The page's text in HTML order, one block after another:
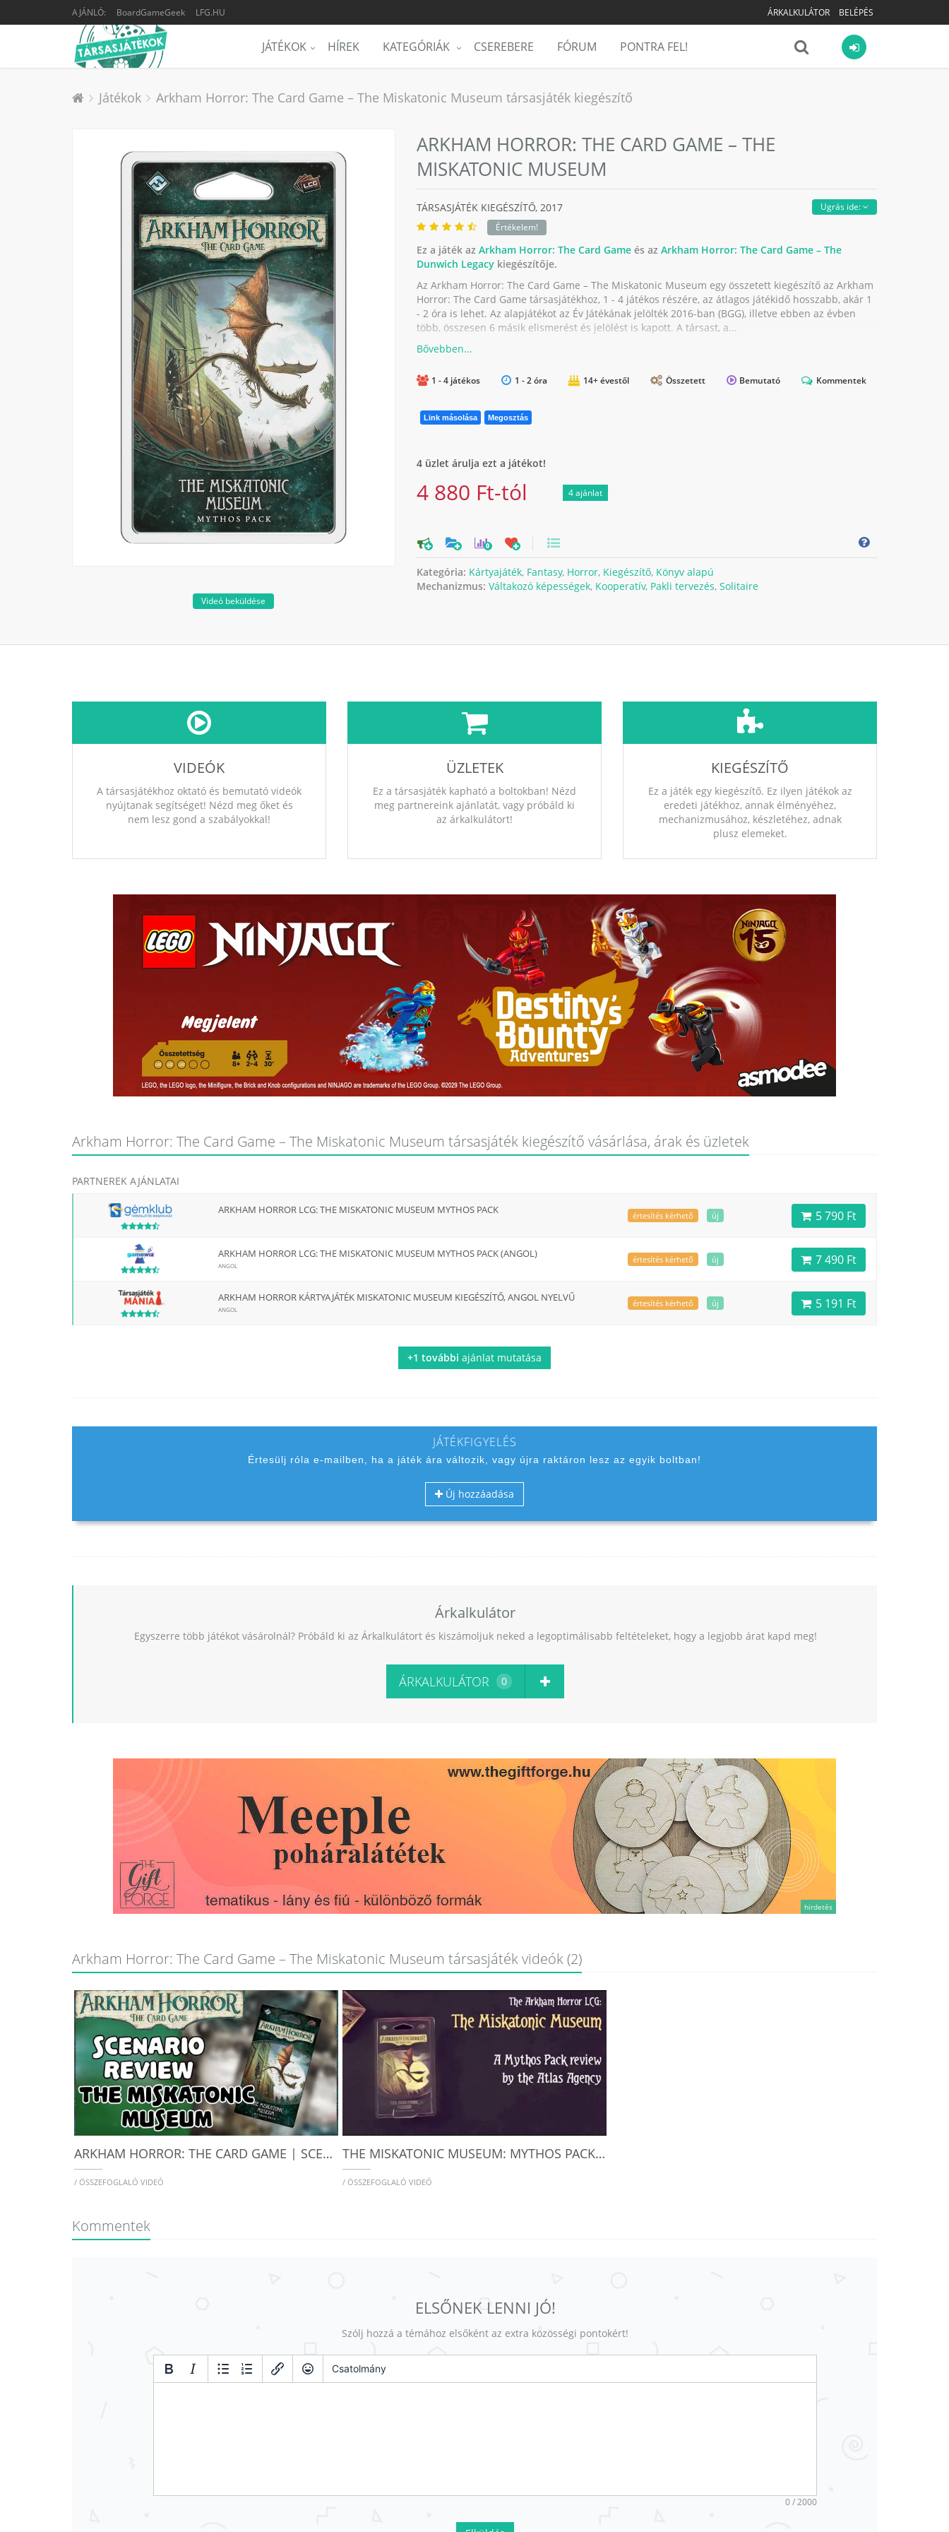
AJÁNLÓ: BoardGameGeek LFG.HU ÁRKALKULÁTOR BELÉPÉS
JÁTÉKOK HÍREK KATEGÓRIÁK CSEREBERE FÓRUM PONTRA FEL!
Játékok Arkham Horror: The Card Game – The Miskatonic Museum társasjáték kiegészítő
Videó beküldése
ARKHAM HORROR: THE CARD GAME – THE
MISKATONIC MUSEUM
Ugrás ide:
TÁRSASJÁTÉK KIEGÉSZÍTŐ, 2017
Értékelem!
Ez a játék az Arkham Horror: The Card Gameés az Arkham Horror: The Card Game – The
Dunwich Legacykiegészítője.
Az Arkham Horror: The Card Game – The Miskatonic Museum egy összetett kiegészítő az Arkham
Horror: The Card Game társasjátékhoz, 1 - 4 játékos részére, az átlagos játékidő hosszabb, akár 1
- 2 óra is lehet. Az alapjátékot az Év Játékának jelölték 2016-ban (BGG), illetve ebben az évben
több, összesen 6 másik elismerést és jelölést is kapott. A társast, a...
1 - 4 játékos 1 - 2 óra 14+ évestől Összetett Bemutató Kommentek
Link másolása Megosztás
4 üzlet árulja ezt a játékot!
4 880 Ft-tól 4 ajánlat
0
Kategória: Kártyajáték, Fantasy, Horror, Kiegészítő, Könyv alapú
Mechanizmus: Váltakozó képességek, Kooperatív, Pakli tervezés, Solitaire
VIDEÓK
A társasjátékhoz oktató és bemutató videók
nyújtanak segítséget! Nézd meg őket és
nem lesz gond a szabályokkal!
ÜZLETEK
Ez a társasjáték kapható a boltokban! Nézd
meg partnereink ajánlatát, vagy próbáld ki
az árkalkulátort!
KIEGÉSZÍTŐ
Ez a játék egy kiegészítő. Ez ilyen játékok az
eredeti játékhoz, annak élményéhez,
mechanizmusához, készletéhez, adnak
plusz elemeket.
Arkham Horror: The Card Game – The Miskatonic Museum társasjáték kiegészítő vásárlása, árak és üzletek
PARTNEREK AJÁNLATAI
ARKHAM HORROR LCG: THE MISKATONIC MUSEUM MYTHOS PACK értesítés kérhető új 5 790 Ft
ARKHAM HORROR LCG: THE MISKATONIC MUSEUM MYTHOS PACK (ANGOL)
ANGOL
értesítés kérhető új 7 490 Ft
ARKHAM HORROR KÁRTYAJÁTÉK MISKATONIC MUSEUM KIEGÉSZÍTŐ, ANGOL NYELVŰ
ANGOL
értesítés kérhető új 5 191 Ft
+1 további ajánlat mutatása
JÁTÉKFIGYELÉS
Értesülj róla e-mailben, ha a játék ára változik, vagy újra raktáron lesz az egyik boltban!
Új hozzáadása
Árkalkulátor
Egyszerre több játékot vásárolnál? Próbáld ki az Árkalkulátort és kiszámoljuk neked a legoptimálisabb feltételeket, hogy a legjobb árat kapd meg!
ÁRKALKULÁTOR 0
hirdetés
Arkham Horror: The Card Game – The Miskatonic Museum társasjáték videók (2)
ARKHAM HORROR: THE CARD GAME | SCENARIO REVIEWS, THE MISKATONIC MUSEUM
/ ÖSSZEFOGLALÓ VIDEÓ
THE MISKATONIC MUSEUM: MYTHOS PACK SPOTLIGHT BY THE ATLAS AGENCY
/ ÖSSZEFOGLALÓ VIDEÓ
Kommentek
ELSŐNEK LENNI JÓ!
Szólj hozzá a témához elsőként az extra közösségi pontokért!
Csatolmány
0 / 2000